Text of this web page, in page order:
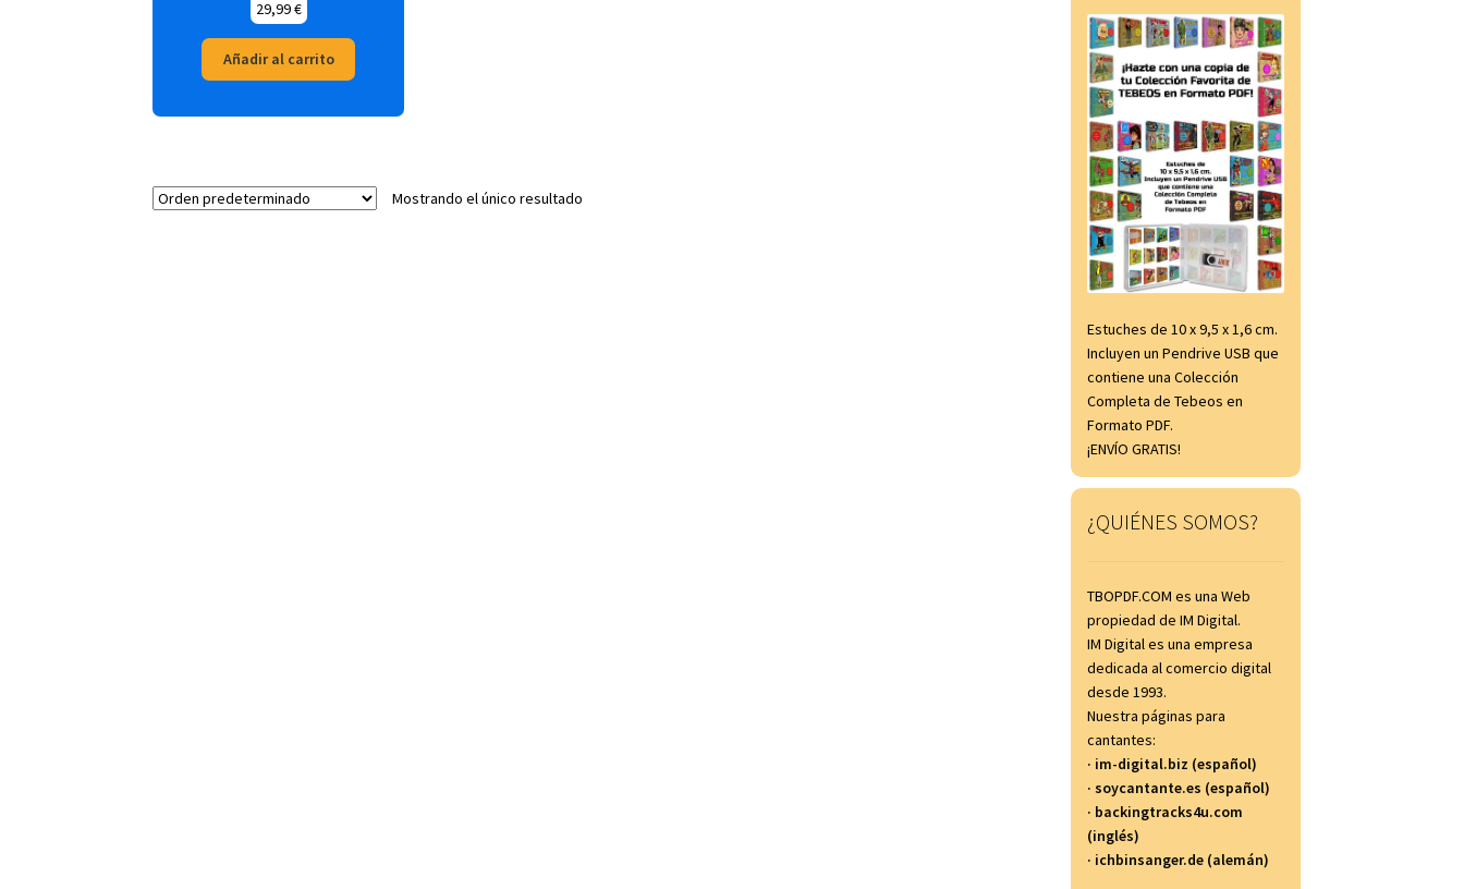
29,99€
Añadir al carrito
Mostrando el único resultado
Estuches de 10 x 9,5 x 1,6 cm.
Incluyen un Pendrive USB que
contiene una Colección
Completa de Tebeos en
Formato PDF.
¡ENVÍO GRATIS!
¿QUIÉNES SOMOS?
TBOPDF.COM es una Web
propiedad de IM Digital.
IM Digital es una empresa
dedicada al comercio digital
desde 1993.
Nuestra páginas para
cantantes:
· im-digital.biz (español)
· soycantante.es (español)
· backingtracks4u.com
(inglés)
· ichbinsanger.de (alemán)